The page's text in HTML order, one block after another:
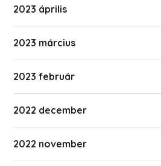
2023 április
2023 március
2023 február
2022 december
2022 november